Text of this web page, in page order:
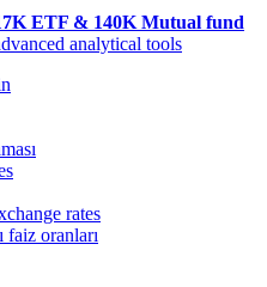
ETF & 140K Mutual fund
analytical tools
rates
faiz oranları